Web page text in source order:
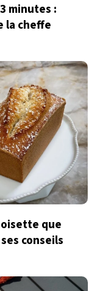
minutes :
la cheffe
que
conseils